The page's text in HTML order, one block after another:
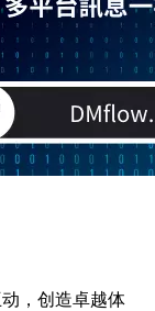
，创造卓越体